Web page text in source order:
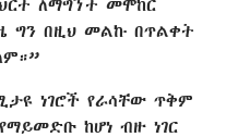
ለማግኘት መሞከር
ግን በዚህ መልኩ በጥልቀት
ነገሮች የራሳቸው ጥቅም
ከሆነ ብዙ ነገር